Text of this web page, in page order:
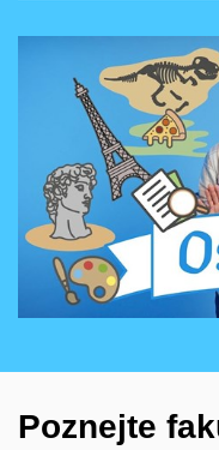
Povolit
Poznejte